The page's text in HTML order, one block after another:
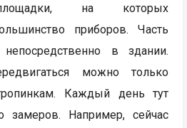
на которых
приборов. Часть
в здании.
можно только
Каждый день тут
замеров. Например, сейчас